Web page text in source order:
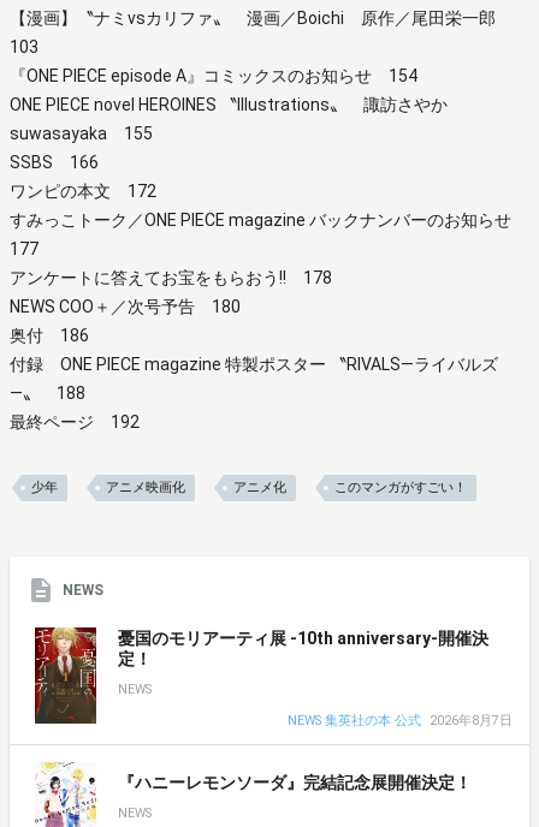
【漫画】〝ナミvsカリファ〟 漫画／Boichi 原作／尾田栄一郎
103
『ONE PIECE episode A』コミックスのお知らせ 154
ONE PIECE novel HEROINES 〝Illustrations〟 諏訪さやか
suwasayaka 155
SSBS 166
ワンピの本文 172
すみっこトーク／ONE PIECE magazine バックナンバーのお知らせ
177
アンケートに答えてお宝をもらおう!! 178
NEWS COO＋／次号予告 180
奥付 186
付録 ONE PIECE magazine 特製ポスター 〝RIVALS―ライバルズ
―〟 188
最終ページ 192
少年 アニメ映画化 アニメ化 このマンガがすごい！
NEWS
憂国のモリアーティ展 -10th anniversary-開催決
定！
NEWS
NEWS 集英社の本 公式
2026年8月7日
『ハニーレモンソーダ』完結記念展開催決定！
NEWS